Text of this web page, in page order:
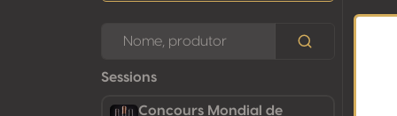
Sessions
Concours Mondial de